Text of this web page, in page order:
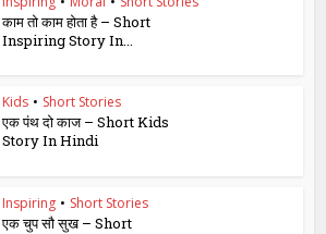
काम तो काम होता है – Short
Inspiring Story In...
Kids • Short Stories
एक पंथ दो काज – Short Kids
Story In Hindi
Inspiring • Short Stories
एक चुप सौ सुख – Short